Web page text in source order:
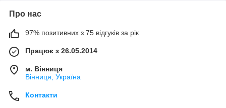
Про нас
97% позитивних з 75 відгуків за рік
Працює з 26.05.2014
м. Вінниця
Вінниця, Україна
Контакти